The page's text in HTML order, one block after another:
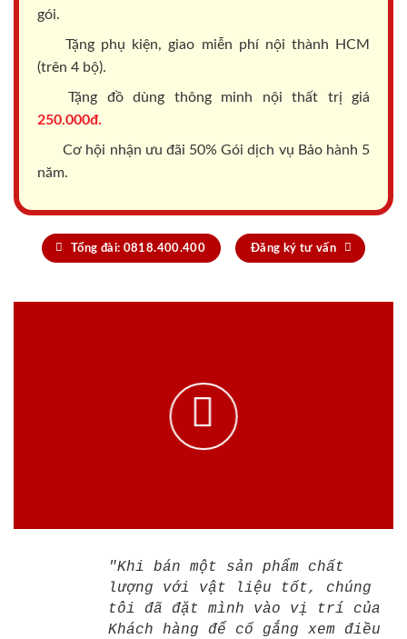
gói.
Tặng phụ kiện, giao miễn phí nội thành HCM
(trên 4 bộ).
Tặng đồ dùng thông minh nội thất trị giá
250.000đ.
Cơ hội nhận ưu đãi 50% Gói dịch vụ Bảo hành 5
năm.
Tổng đài: 0818.400.400 Đăng ký tư vấn
"Khi bán một sản phẩm chất
lượng với vật liệu tốt, chúng
tôi đã đặt mình vào vị trí của
Khách hàng để cố gắng xem điều